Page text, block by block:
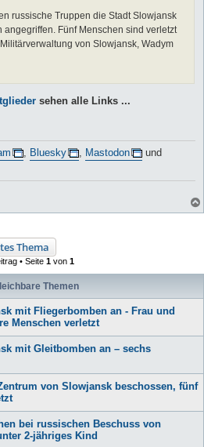
russische Truppen die Stadt Slowjansk
angegriffen. Fünf Menschen sind verletzt
von Slowjansk, Wadym
sehen alle Links ...
Bluesky Mastodon
und
Thema
• Seite 1 von 1
Themen
mit Fliegerbomben an - Frau und
Menschen verletzt
mit Gleitbomben an – sechs
von Slowjansk beschossen, fünf
bei russischen Beschuss von
2-jähriges Kind